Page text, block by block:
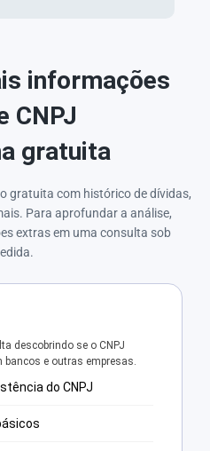
informações
CNPJ
gratuita
gratuita com histórico de dívidas,
Para aprofundar a análise,
extras em uma consulta sob
descobrindo se o CNPJ
e outras empresas.
do CNPJ